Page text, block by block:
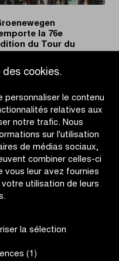
cookies.
personnaliser le contenu
relatives aux
notre trafic. Nous
sur l'utilisation
de médias sociaux,
combiner celles-ci
vous leur avez fournies
utilisation de leurs
la sélection
(1)
la 76e
du Tour du
remporte
la
76e
édition
du
Tour
du